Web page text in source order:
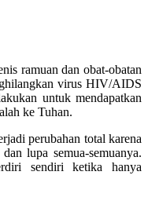
ramuan dan obat-obatan
virus HIV/AIDS
untuk mendapatkan
ke Tuhan.
perubahan total karena
lupa semua-semuanya.
sendiri ketika hanya